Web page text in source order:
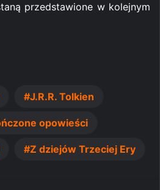
przedstawione w kolejnym
J.R.R. Tolkien
opowieści
Z dziejów Trzeciej Ery